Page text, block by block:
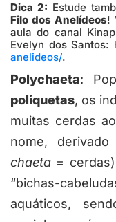
Dica 2: Estude
Filo dos Anelídeos!
aula do canal
Evelyn dos Santos:
anelideos/.
Polychaeta:
poliquetas, os
muitas cerdas
nome,
chaeta =
“bichas-
aquáticos,